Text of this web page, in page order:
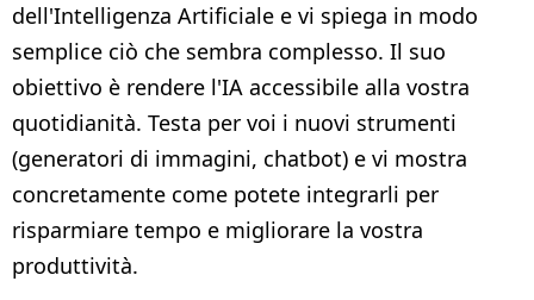
dell'Intelligenza Artificiale e vi spiega in modo
semplice ciò che sembra complesso. Il suo
obiettivo è rendere l'IA accessibile alla vostra
quotidianità. Testa per voi i nuovi strumenti
(generatori di immagini, chatbot) e vi mostra
concretamente come potete integrarli per
risparmiare tempo e migliorare la vostra
produttività.